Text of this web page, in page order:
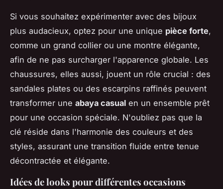
Si vous souhaitez expérimenter avec des bijoux
plus audacieux, optez pour une unique pièce forte,
comme un grand collier ou une montre élégante,
afin de ne pas surcharger l'apparence globale. Les
chaussures, elles aussi, jouent un rôle crucial : des
sandales plates ou des escarpins raffinés peuvent
transformer une abaya casual en un ensemble prêt
pour une occasion spéciale. N'oubliez pas que la
clé réside dans l'harmonie des couleurs et des
styles, assurant une transition fluide entre tenue
décontractée et élégante.
Idées de looks pour différentes occasions